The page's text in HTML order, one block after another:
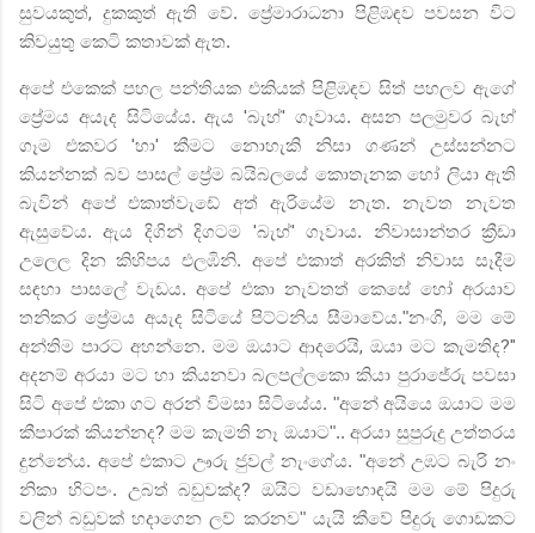
සුවයකුත්, දුකකුත් ඇති වේ. ප්‍රේමාරාධනා පිළිඹඳව පවසන විට
කිවයුතු කෙටි කතාවක් ඇත.
අපේ එකෙක් පහල පන්තියක එකියක් පිළිඹඳව සිත් පහලව ඇගේ
ප්‍රේමය අයැද සිටියේය. ඇය 'බැහ්' ගෑවාය. අසන පලමුවර බැහ්
ගෑම
එකවර'හා'කීමට නොහැකි නිසා ගණන් උස්සන්නට
කියන්නක් බව පාසල් ප්‍රේම බයිබලයේ කොතැනක හෝ ලියා ඇති
බැවින් අපේ එකාත්වැඩේ අත් ඇරියේම නැත. නැවත නැවත
ඇසුවේය. ඇය දිගින් දිගටම 'බැහ්'ගෑවාය. නිවාසාන්තර ක්‍රීඩා
උලෙල දින කිහිපය එලඹිනි. අපේ එකාත් අරකිත් නිවාස සෑදීම
සඳහා පාසලේ වැඩය. අපේ එකා නැවතත් කෙසේ හෝ අරයාව
තනිකර ප්‍රේමය අයැද සිටියේ පිට්ටනිය සීමාවේය."නංගි, මම මේ
අන්තිම පාරට අහන්නෙ. මම ඔයාට ආදරෙයි, ඔයා මට කැමතිද?"
අදනම් අරයා මට හා කියනවා බලපල්ලකො කියා පුරාජේරු පවසා
සිටි අපේ එකා ගට අරන් විමසා සිටියේය. "අනේ අයියෙ ඔයාට මම
කීපාරක් කියන්නද? මම කැමති නෑ ඔයාට".. අරයා සුපුරුදු උත්තරය
දුන්නේය. අපේ එකාට ඌරු ජුවල් නැංගේය. "අනේ උඹට බැරි නං
නිකා හිටපං. උබත් බඩුවක්ද? ඔයිට වඩාහොඳයි මම මේ පිදුරු
වලින් බඩුවක් හදාගෙන ලව් කරනව" යැයි කීවේ පිදුරු ගොඩකට